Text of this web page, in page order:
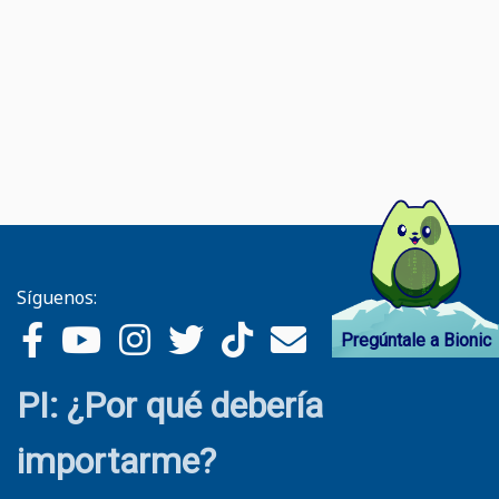
Pregúntale a Bionic
Síguenos:
PI: ¿Por qué debería
importarme?